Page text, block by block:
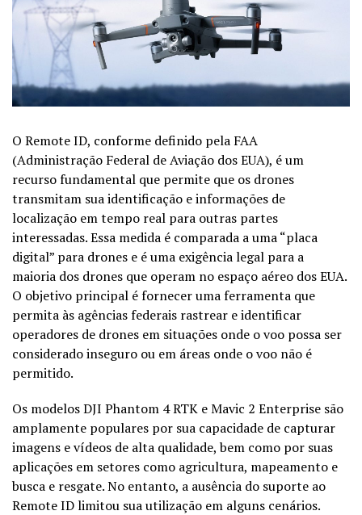
O Remote ID, conforme definido pela FAA
(Administração Federal de Aviação dos EUA), é um
recurso fundamental que permite que os drones
transmitam sua identificação e informações de
localização em tempo real para outras partes
interessadas. Essa medida é comparada a uma “placa
digital” para drones e é uma exigência legal para a
maioria dos drones que operam no espaço aéreo dos EUA.
O objetivo principal é fornecer uma ferramenta que
permita às agências federais rastrear e identificar
operadores de drones em situações onde o voo possa ser
considerado inseguro ou em áreas onde o voo não é
permitido.
Os modelos DJI Phantom 4 RTK e Mavic 2 Enterprise são
amplamente populares por sua capacidade de capturar
imagens e vídeos de alta qualidade, bem como por suas
aplicações em setores como agricultura, mapeamento e
busca e resgate. No entanto, a ausência do suporte ao
Remote ID limitou sua utilização em alguns cenários.